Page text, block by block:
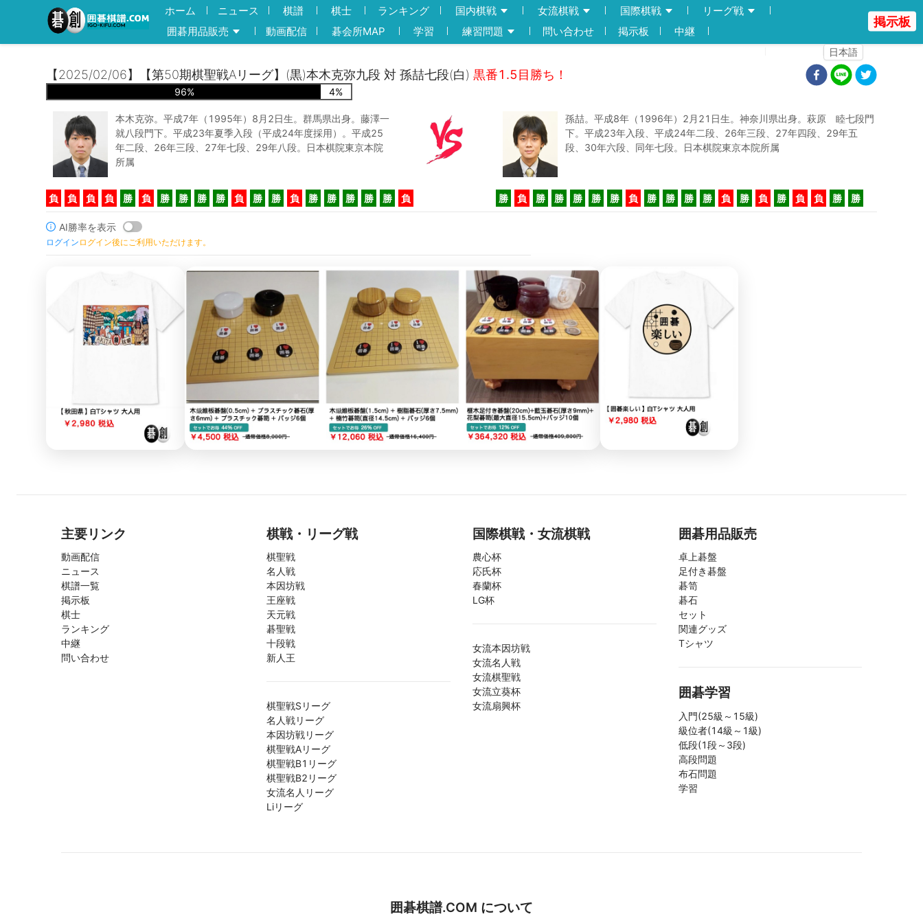
ホーム ニュース 棋譜 棋士 ランキング 国内棋戦 女流棋戦 国際棋戦
リーグ戦
囲碁用品販売
動画配信 碁会所MAP 学習 練習問題 問い合わせ 掲示板
中継
日本語
掲示板
【2025/02/06】【第50期棋聖戦Aリーグ】(黒)本木克弥九段 対 孫喆七段(白)黒番1.5目勝ち！
96% 4%
本木克弥。平成7年（1995年）8月2日生。群馬県出身。藤澤一
就八段門下。平成23年夏季入段（平成24年度採用）。平成25
年二段、26年三段、27年七段、29年八段。日本棋院東京本院
所属
孫喆。平成8年（1996年）2月21日生。神奈川県出身。萩原 睦七段門
下。平成23年入段、平成24年二段、26年三段、27年四段、29年五
段、30年六段、同年七段。日本棋院東京本院所属
負 負 負 負 勝 負 勝 勝 勝 勝 負 勝 勝 負 勝 勝 勝 勝 勝 負 勝 負 勝 勝 勝 勝 勝 負 勝 勝 勝 勝 負 勝 負 勝 負 負 勝 勝
AI勝率を表示
ログイン ログイン後にご利用いただけます。
主要リンク
動画配信
ニュース
棋譜一覧
掲示板
棋士
ランキング
中継
問い合わせ
棋戦・リーグ戦
棋聖戦
名人戦
本因坊戦
王座戦
天元戦
碁聖戦
十段戦
新人王
棋聖戦Sリーグ
名人戦リーグ
本因坊戦リーグ
棋聖戦Aリーグ
棋聖戦B1リーグ
棋聖戦B2リーグ
女流名人リーグ
Liリーグ
国際棋戦・女流棋戦
農心杯
応氏杯
春蘭杯
LG杯
女流本因坊戦
女流名人戦
女流棋聖戦
女流立葵杯
女流扇興杯
囲碁用品販売
卓上碁盤
足付き碁盤
碁笥
碁石
セット
関連グッズ
Tシャツ
囲碁学習
入門(25級～15級)
級位者(14級～1級)
低段(1段～3段)
高段問題
布石問題
学習
囲碁棋譜.COM について